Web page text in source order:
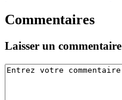
Commentaires
Laisser un commentaire